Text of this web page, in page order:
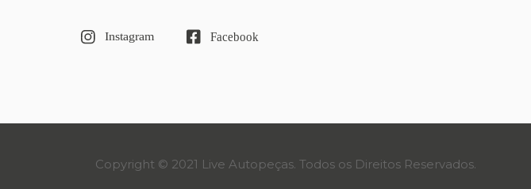
Copyright © 2021 Live Autopeças. Todos os Direitos Reservados.